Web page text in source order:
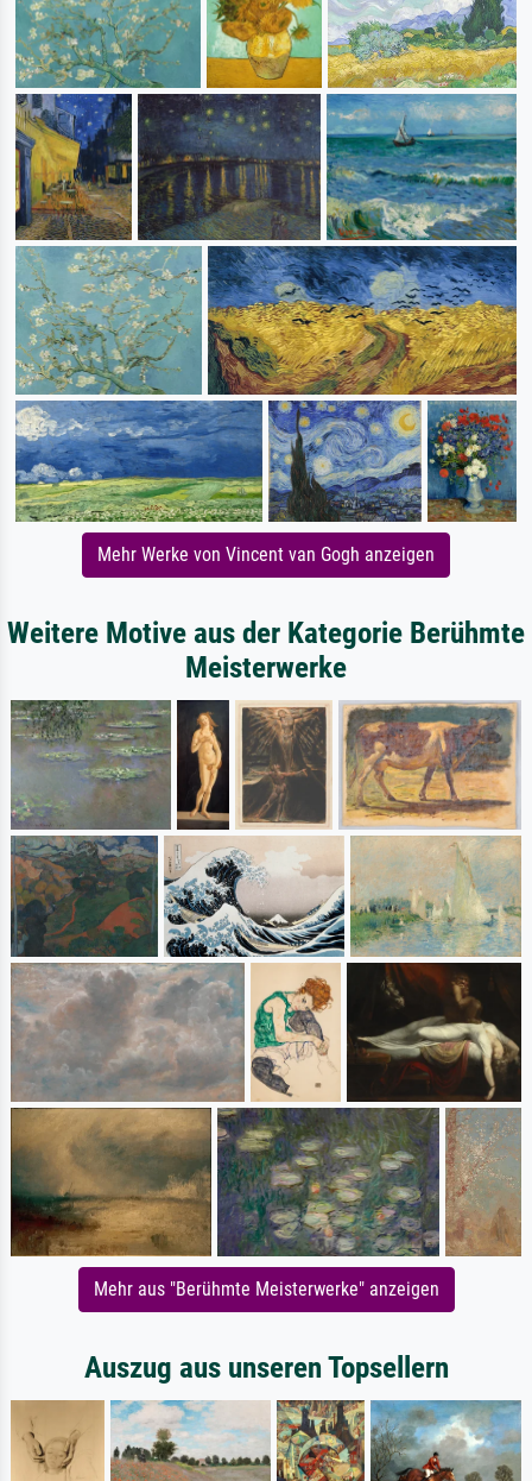
Mehr Werke von Vincent van Gogh anzeigen
Weitere Motive aus der Kategorie Berühmte
Meisterwerke
Mehr aus "Berühmte Meisterwerke" anzeigen
Auszug aus unseren Topsellern